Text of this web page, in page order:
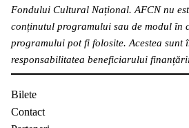
Fondului Cultural Național. AFCN nu
conținutul programului sau de modul în
programului pot fi folosite. Acestea sunt
responsabilitatea beneficiarului
Bilete
Contact